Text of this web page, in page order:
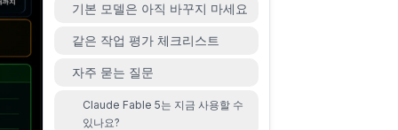
기본 모델은 아직 바꾸지 마세요
같은 작업 평가 체크리스트
자주 묻는 질문
Claude Fable 5는 지금 사용할 수
있나요?